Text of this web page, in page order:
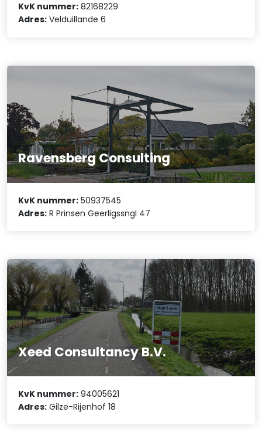
KvK nummer: 82168229
Adres: Velduillande 6
Ravensberg Consulting
KvK nummer: 50937545
Adres: R Prinsen Geerligssngl 47
Xeed Consultancy B.V.
KvK nummer: 94005621
Adres: Gilze-Rijenhof 18